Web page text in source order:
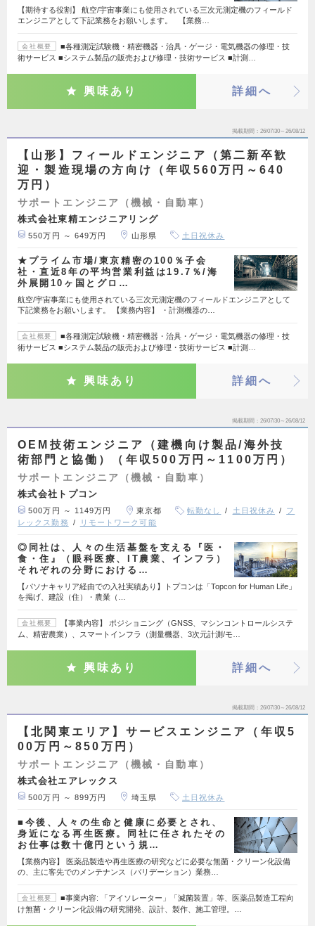
【期待する役割】 航空/宇宙事業にも使用されている三次元測定機のフィールド
エンジニアとして下記業務をお願いします。 【業務…
会社概要
■各種測定試験機・精密機器・治具・ゲージ・電気機器の修理・技
術サービス ■システム製品の販売および修理・技術サービス ■計測…
興味あり 詳細へ
掲載期間 26/07/30～26/08/12
【山形】フィールドエンジニア（第二新卒歓
迎・製造現場の方向け（年収560万円～640
万円）
サポートエンジニア（機械・自動車）
株式会社東精エンジニアリング
550万円 ～ 649万円 山形県 土日祝休み
★プライム市場/東京精密の100％子会
社・直近8年の平均営業利益は19.7％/海
外展開10ヶ国とグロ…
航空/宇宙事業にも使用されている三次元測定機のフィールドエンジニアとして
下記業務をお願いします。 【業務内容】 ・計測機器の…
会社概要
■各種測定試験機・精密機器・治具・ゲージ・電気機器の修理・技
術サービス ■システム製品の販売および修理・技術サービス ■計測…
興味あり 詳細へ
掲載期間 26/07/30～26/08/12
OEM技術エンジニア（建機向け製品/海外技
術部門と協働）（年収500万円～1100万円）
サポートエンジニア（機械・自動車）
株式会社トプコン
500万円 ～ 1149万円 東京都 転勤なし 土日祝休み
フ
レックス勤務
リモートワーク可能
◎同社は、人々の生活基盤を支える『医・
食・住』（眼科医療、IT農業、インフラ）
それぞれの分野における…
【パソナキャリア経由での入社実績あり】トプコンは「Topcon for Human Life」
を掲げ、建設（住）・農業（…
会社概要
【事業内容】 ポジショニング（GNSS、マシンコントロールシステ
ム、精密農業）、スマートインフラ（測量機器、3次元計測/モ…
興味あり 詳細へ
掲載期間 26/07/30～26/08/12
【北関東エリア】サービスエンジニア（年収5
00万円～850万円）
サポートエンジニア（機械・自動車）
株式会社エアレックス
500万円 ～ 899万円 埼玉県 土日祝休み
■今後、人々の生命と健康に必要とされ、
身近になる再生医療。同社に任されたその
お仕事は数十億円という規…
【業務内容】 医薬品製造や再生医療の研究などに必要な無菌・クリーン化設備
の、主に客先でのメンテナンス（バリデーション）業務…
会社概要
■事業内容: 「アイソレーター」「滅菌装置」等、医薬品製造工程向
け無菌・クリーン化設備の研究開発、設計、製作、施工管理。…